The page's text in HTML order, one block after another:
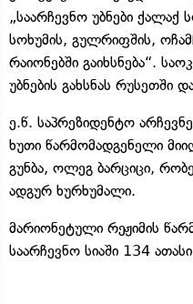
„საარჩევნო უბნები ქალაქ
სოხუმის, გულრიფშის,
რაიონებში გაიხსნება“.
უბნების გახსნას რუსეთში
ე.წ. საპრეზიდენტო
ხუთი წარმომადგენელი
გუნბა, ოლეგ ბარციცი,
ადგურ ხურხუმალი.
მარიონეტული რეჟიმის
საარჩევნო სიაში 134 ათასი